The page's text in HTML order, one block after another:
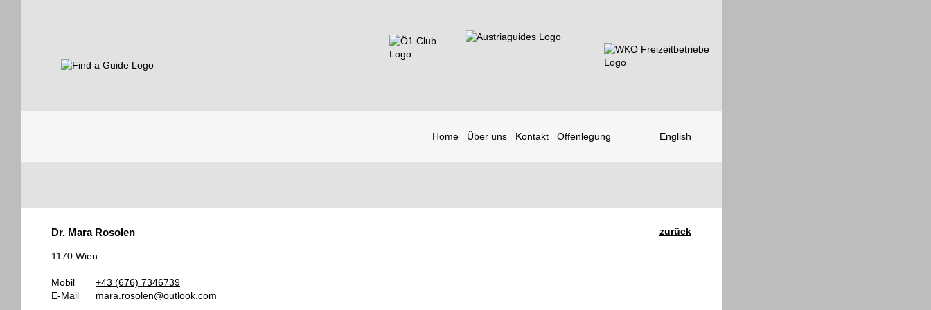
Home Über uns Kontakt Offenlegung English
Guides
zurück
Dr. Mara Rosolen
1170 Wien
Mobil
+43 (676) 7346739
E-Mail
mara.rosolen@outlook.com